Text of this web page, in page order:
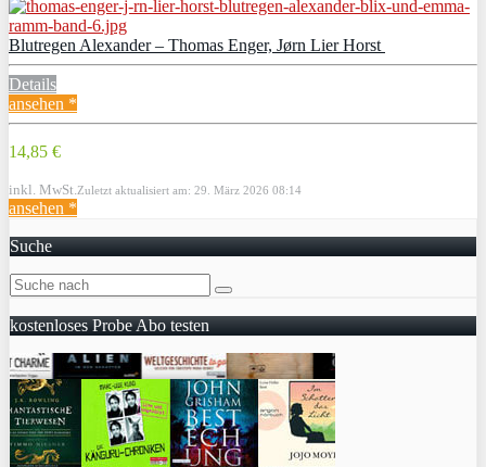
Blutregen Alexander – Thomas Enger, Jørn Lier Horst
Details
ansehen *
14,85 €
inkl. MwSt. Zuletzt aktualisiert am: 29. März 2026 08:14
ansehen *
Suche
kostenloses Probe Abo testen